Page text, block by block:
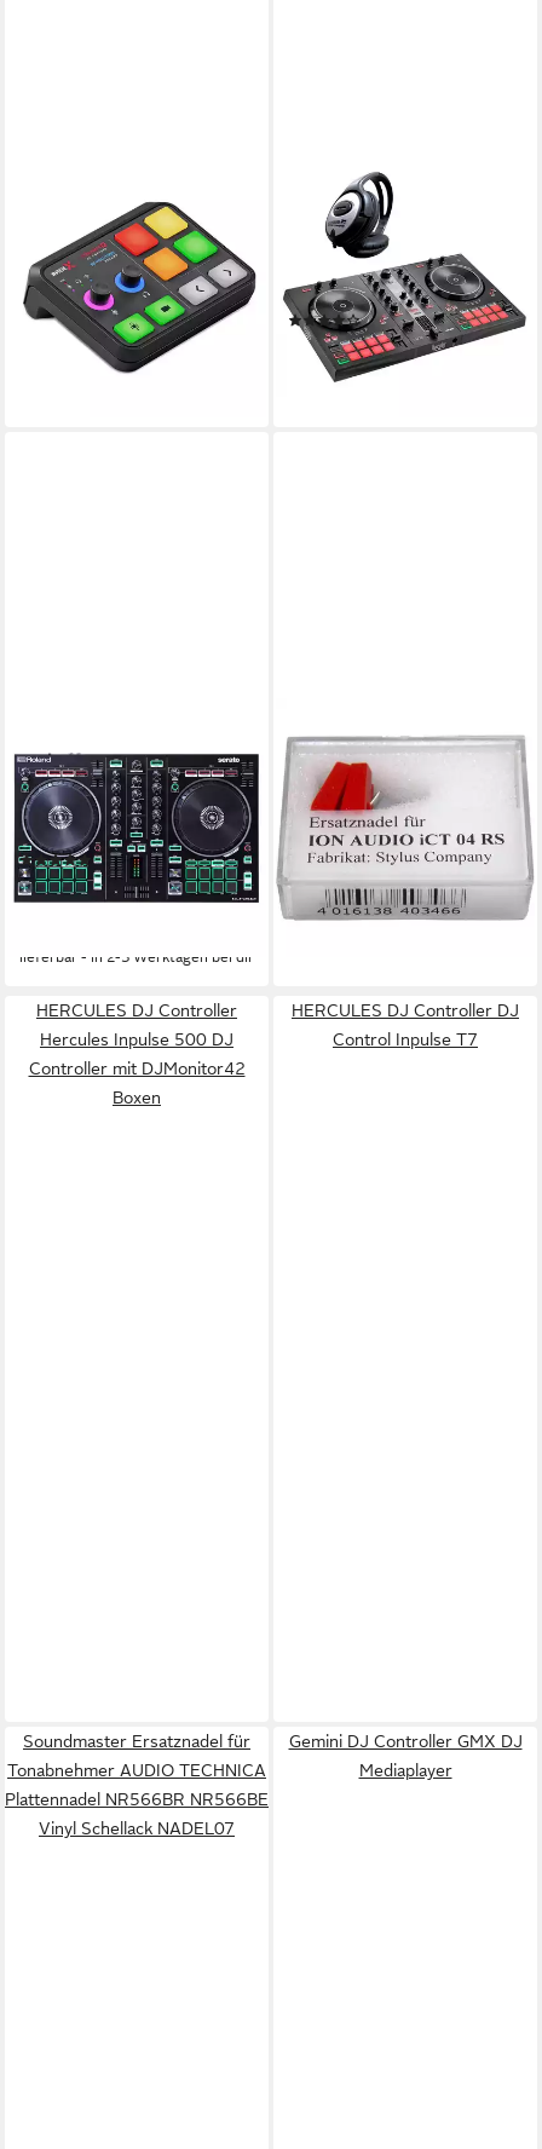
Rode X Streamer X
Videoaufnahmekarte und
Interface Digitales
Aufnahmegerät (Audio)
199,21 € UVP399,00 €
mtl. in 12 Raten
HERCULES
DJ Controller Hercules DJ
Control Inpulse 300 MK2 mit
Kopfhörer, Vorteils-Set mit
Kopfhörer
(4)
221,90 €
20,27 €mtl. in 12 Raten
lieferbar - in 2-3 Werktagen bei dir
DJ Controller Roland DJ-202
2-Kanal 4-Deck USB-DJ-
Controller, enthält Serato DJ
Intro
(2)
331,00 € UVP352,00 €
16,44 €mtl. in 24 Raten
lieferbar - in 2-3 Werktagen bei dir
Tonabnehmer iCT04 RS
Ersatznadel-Set ICT04-RS
ab 32,32 € UVP42,99 €
-25%
lieferbar - in 2-3 Werktagen bei dir
HERCULES DJ Controller
Hercules Inpulse 500 DJ
Controller mit DJMonitor42
Boxen
HERCULES DJ Controller DJ
Control Inpulse T7
Soundmaster Ersatznadel für
Tonabnehmer AUDIO TECHNICA
Plattennadel NR566BR NR566BE
Vinyl Schellack NADEL07
Gemini DJ Controller GMX DJ
Mediaplayer